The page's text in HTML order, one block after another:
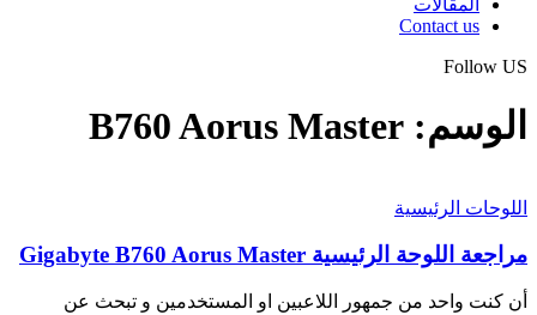
المقالات
Contact us
Follow US
الوسم: B760 Aorus Master
اللوحات الرئيسية
مراجعة اللوحة الرئيسية Gigabyte B760 Aorus Master
أن كنت واحد من جمهور اللاعبين او المستخدمين و تبحث عن